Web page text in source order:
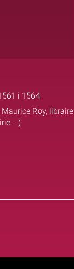
i 1564
Roy, libraire
...)